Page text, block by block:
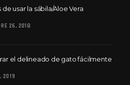
de usar la sábila/Aloe Vera
26, 2018
el delineado de gato fácilmente
2019